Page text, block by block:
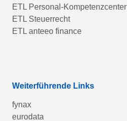
ETL Personal-Kompetenzcenter
ETL Steuerrecht
ETL anteeo finance
Weiterführende Links
fynax
eurodata